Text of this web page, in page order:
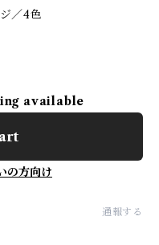
／4色
available
の方向け
通報する